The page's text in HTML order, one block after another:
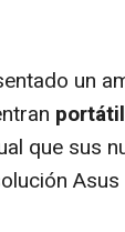
un
que sus